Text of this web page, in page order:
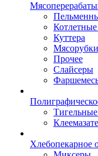
Куттера
Прочее
Слайсеры
Хлебопекарное